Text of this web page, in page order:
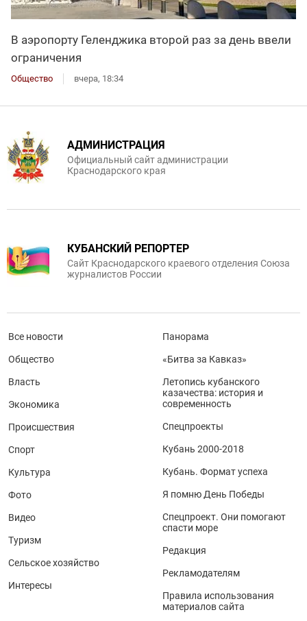
В аэропорту Геленджика второй раз за день ввели
ограничения
Общество вчера, 18:34
АДМИНИСТРАЦИЯ
Официальный сайт администрации
Краснодарского края
КУБАНСКИЙ РЕПОРТЕР
Сайт Краснодарского краевого отделения Союза
журналистов России
Все новости
Общество
Власть
Экономика
Происшествия
Спорт
Культура
Фото
Видео
Туризм
Сельское хозяйство
Интересы
Панорама
«Битва за Кавказ»
Летопись кубанского
казачества: история и
современность
Спецпроекты
Кубань 2000-2018
Кубань. Формат успеха
Я помню День Победы
Спецпроект. Они помогают
спасти море
Редакция
Рекламодателям
Правила использования
материалов сайта